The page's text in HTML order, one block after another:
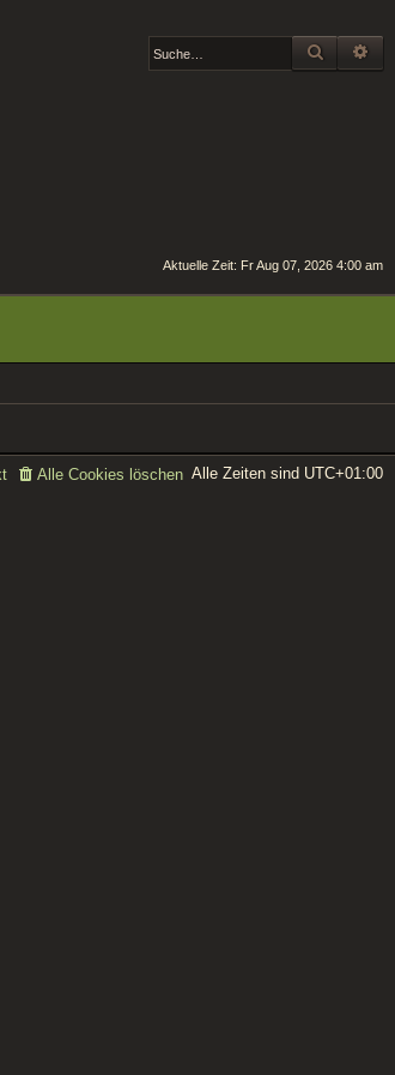
SUCHE
Aktuelle Zeit: Fr Aug 07, 2026 4:00 am
Alle Zeiten sind UTC+01:00
Alle Cookies löschen